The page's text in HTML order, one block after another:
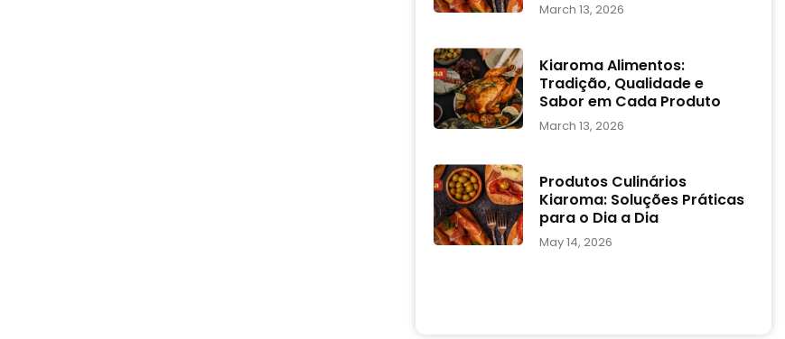
March 13, 2026
Kiaroma Alimentos:
Tradição, Qualidade e
Sabor em Cada Produto
March 13, 2026
Produtos Culinários
Kiaroma: Soluções Práticas
para o Dia a Dia
May 14, 2026